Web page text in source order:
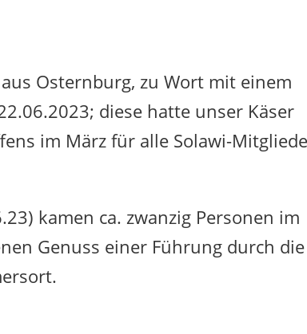
Osternburg, zu Wort mit einem
diese hatte unser Käser
im März für alle Solawi-
kamen ca. zwanzig Personen im
Genuss einer Führung durch die